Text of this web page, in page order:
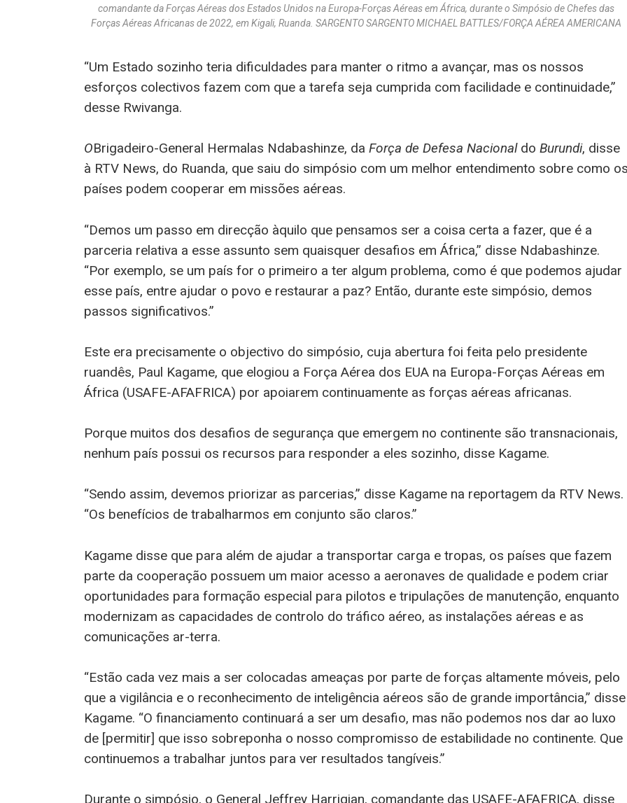
comandante da Forças Aéreas dos Estados Unidos na Europa-Forças Aéreas em África, durante o Simpósio de Chefes das
Forças Aéreas Africanas de 2022, em Kigali, Ruanda. SARGENTO SARGENTO MICHAEL BATTLES/FORÇA AÉREA AMERICANA
“Um Estado sozinho teria dificuldades para manter o ritmo a avançar, mas os nossos
esforços colectivos fazem com que a tarefa seja cumprida com facilidade e continuidade,”
desse Rwivanga.
OBrigadeiro-General Hermalas Ndabashinze, da Força de Defesa Nacionaldo Burundi, disse
à RTV News, do Ruanda, que saiu do simpósio com um melhor entendimento sobre como
países podem cooperar em missões aéreas.
“Demos um passo em direcção àquilo que pensamos ser a coisa certa a fazer, que é a
parceria relativa a esse assunto sem quaisquer desafios em África,” disse Ndabashinze.
“Por exemplo, se um país for o primeiro a ter algum problema, como é que podemos ajudar
esse país, entre ajudar o povo e restaurar a paz? Então, durante este simpósio, demos
passos significativos.”
Este era precisamente o objectivo do simpósio, cuja abertura foi feita pelo presidente
ruandês, Paul Kagame, que elogiou a Força Aérea dos EUA na Europa-Forças Aéreas em
África (USAFE-AFAFRICA) por apoiarem continuamente as forças aéreas africanas.
Porque muitos dos desafios de segurança que emergem no continente são transnacionais,
nenhum país possui os recursos para responder a eles sozinho, disse Kagame.
“Sendo assim, devemos priorizar as parcerias,” disse Kagame na reportagem da RTV News.
“Os benefícios de trabalharmos em conjunto são claros.”
Kagame disse que para além de ajudar a transportar carga e tropas, os países que fazem
parte da cooperação possuem um maior acesso a aeronaves de qualidade e podem criar
oportunidades para formação especial para pilotos e tripulações de manutenção, enquanto
modernizam as capacidades de controlo do tráfico aéreo, as instalações aéreas e as
comunicações ar-terra.
“Estão cada vez mais a ser colocadas ameaças por parte de forças altamente móveis, pelo
que a vigilância e o reconhecimento de inteligência aéreos são de grande importância,” disse
Kagame. “O financiamento continuará a ser um desafio, mas não podemos nos dar ao luxo
de [permitir] que isso sobreponha o nosso compromisso de estabilidade no continente. Que
continuemos a trabalhar juntos para ver resultados tangíveis.”
Durante o simpósio, o General Jeffrey Harrigian, comandante das USAFE-AFAFRICA, disse